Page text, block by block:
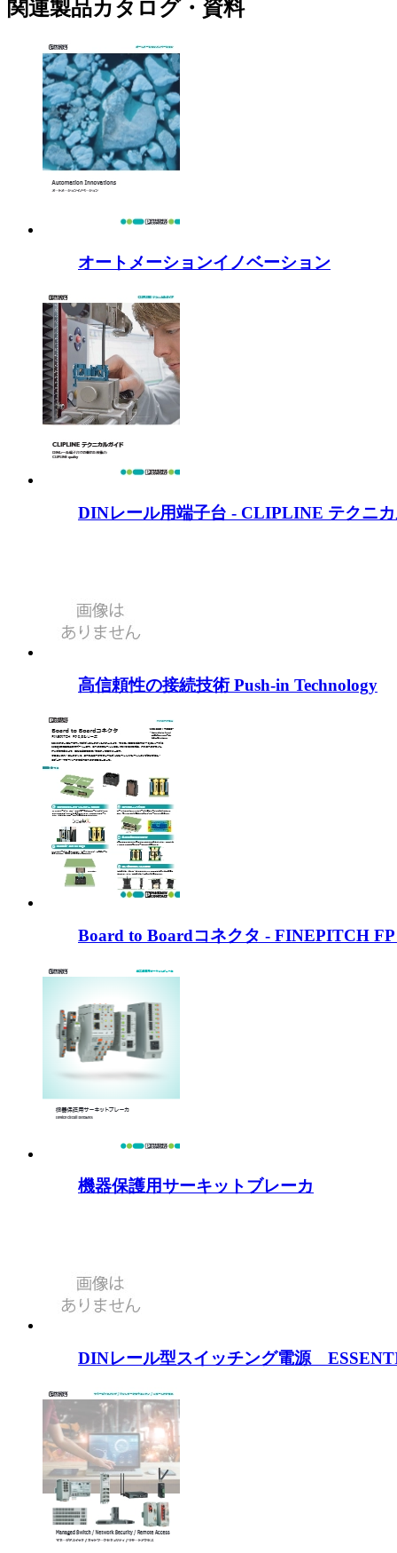
関連製品カタログ・資料
オートメーションイノベーション
DINレール用端子台 - CLIPLINE テクニ
高信頼性の接続技術 Push-in Technology
Board to Boardコネクタ - FINEPITCH
機器保護用サーキットブレーカ
DINレール型スイッチング電源